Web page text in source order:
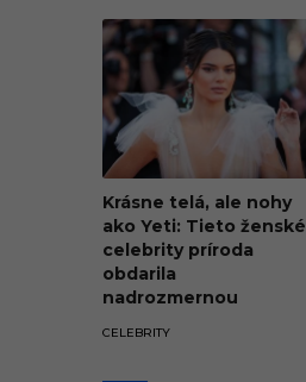
Krásne telá, ale nohy
ako Yeti: Tieto ženské
celebrity príroda
obdarila
nadrozmernou
CELEBRITY